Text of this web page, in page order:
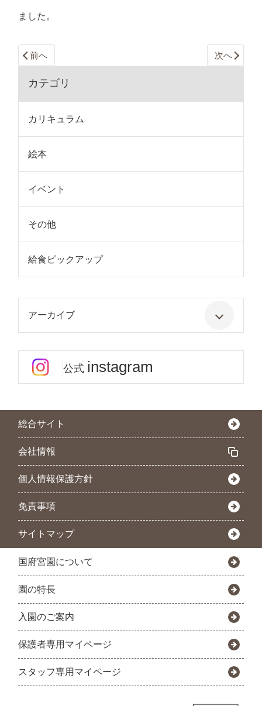
ました。
前へ 次へ
カテゴリ
カリキュラム
絵本
イベント
その他
給食ピックアップ
アーカイブ
公式 instagram
総合サイト
会社情報
個人情報保護方針
免責事項
サイトマップ
国府宮園について
園の特長
入園のご案内
保護者専用マイページ
スタッフ専用マイページ